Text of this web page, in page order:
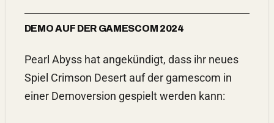
DEMO AUF DER GAMESCOM 2024
Pearl Abyss hat angekündigt, dass ihr neues
Spiel Crimson Desert auf der gamescom in
einer Demoversion gespielt werden kann: